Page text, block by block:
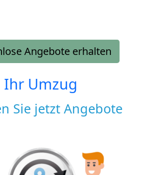
Angebote erhalten
Ihr Umzug
Sie jetzt Angebote